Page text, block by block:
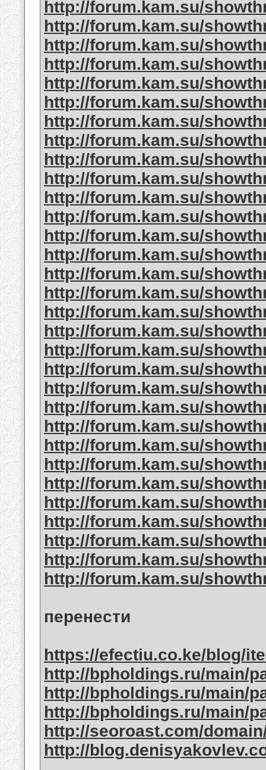
http://forum.kam.su/
http://forum.kam.su/
http://forum.kam.su/
http://forum.kam.su/
http://forum.kam.su/
http://forum.kam.su/
http://forum.kam.su/
http://forum.kam.su/
http://forum.kam.su/
http://forum.kam.su/
http://forum.kam.su/
http://forum.kam.su/
http://forum.kam.su/
http://forum.kam.su/
http://forum.kam.su/
http://forum.kam.su/
http://forum.kam.su/
http://forum.kam.su/
http://forum.kam.su/
http://forum.kam.su/
http://forum.kam.su/
http://forum.kam.su/
http://forum.kam.su/
http://forum.kam.su/
http://forum.kam.su/
http://forum.kam.su/
http://forum.kam.su/
http://forum.kam.su/
http://forum.kam.su/
http://forum.kam.su/
http://forum.kam.su/
перенести
https://efectiu.co.ke/blog/
http://bpholdings.ru/main/
http://bpholdings.ru/main/
http://bpholdings.ru/main/
http://seoroast.com/
http://